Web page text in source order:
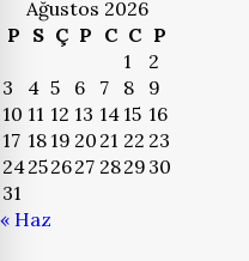
Ağustos 2026
P S Ç P C C P
1
2
3
4 5 6 7 8
9
10 11 12 13 14 15 16
17 18 19 20 21 22 23
24252627 2829 30
31
« Haz